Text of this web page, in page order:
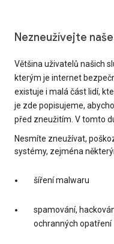
Nezneužívejte
Většina uživatelů našich
kterým je internet
existuje i malá část lidí,
je zde popisujeme,
před zneužitím. V tomto
Nesmíte zneužívat,
systémy, zejména
šíření malwaru
spamování,
ochranných opatření